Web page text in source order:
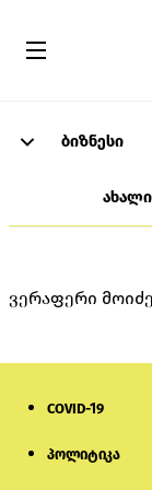
ბიზნესი
ახალი
ვერაფერი
COVID-19
პოლიტიკა